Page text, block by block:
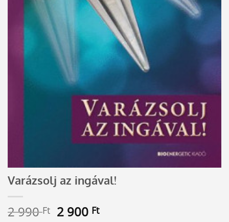
Varázsolj az ingával!
2 990Ft Original
2 900 FtCurrent